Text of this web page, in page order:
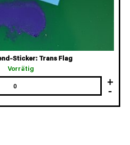
Sticker: Trans Flag
Vorrätig